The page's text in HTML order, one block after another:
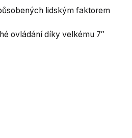
lidským faktorem
ovládání díky velkému 7″